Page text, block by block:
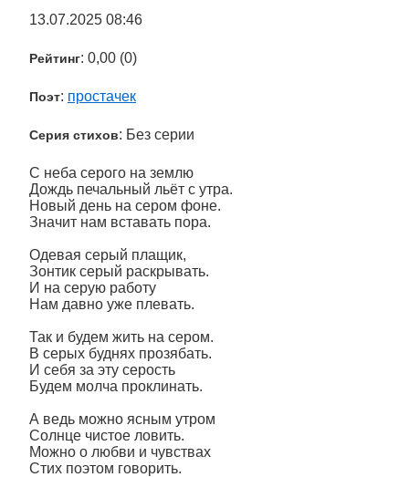
13.07.2025 08:46
Рейтинг: 0,00 (0)
Поэт: простачек
Серия стихов: Без серии
С неба серого на землю
Дождь печальный льёт с утра.
Новый день на сером фоне.
Значит нам вставать пора.
Одевая серый плащик,
Зонтик серый раскрывать.
И на серую работу
Нам давно уже плевать.
Так и будем жить на сером.
В серых буднях прозябать.
И себя за эту серость
Будем молча проклинать.
А ведь можно ясным утром
Солнце чистое ловить.
Можно о любви и чувствах
Стих поэтом говорить.